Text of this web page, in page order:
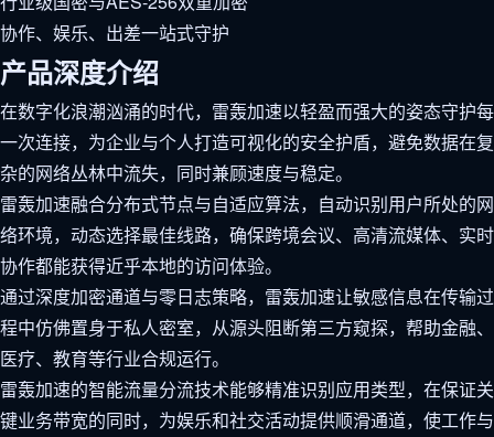
协作、娱乐、出差一站式守护
产品深度介绍
在数字化浪潮汹涌的时代，雷轰加速以轻盈而强大的姿态守护每
一次连接，为企业与个人打造可视化的安全护盾，避免数据在复
杂的网络丛林中流失，同时兼顾速度与稳定。
雷轰加速融合分布式节点与自适应算法，自动识别用户所处的网
络环境，动态选择最佳线路，确保跨境会议、高清流媒体、实时
协作都能获得近乎本地的访问体验。
通过深度加密通道与零日志策略，雷轰加速让敏感信息在传输过
程中仿佛置身于私人密室，从源头阻断第三方窥探，帮助金融、
医疗、教育等行业合规运行。
雷轰加速的智能流量分流技术能够精准识别应用类型，在保证关
键业务带宽的同时，为娱乐和社交活动提供顺滑通道，使工作与